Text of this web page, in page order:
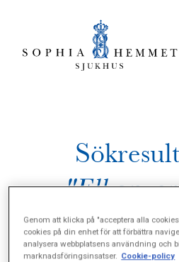
Genom att klicka på "acceptera alla
cookies på din enhet för att förbättra
analysera webbplatsens användning och
marknadsföringsinsatser. Cookie-policy